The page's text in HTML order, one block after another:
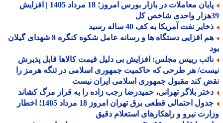
پایان معاملات در بازار بورس امروز؛ 18 مرداد 1405 | افزایش
نفت آمریکا به کف 40 ساله رسید
هم افزایی دستگاه ها و رسانه عامل شکوه کنگره 8 شهدای گیلان
رییس مجلس: افزایش بی دلیل قیمت کالاها قابل پذیرش
هر طرحی که حاکمیت جمهوری اسلامی در تنگه هرمز را
کند مقبول جمهوری اسلامی ایران نیست
بلاگر تهرانی، حمیدرضا رجب زاده را به قرار مرگ کشاند
جدول احتمالی قطعی برق تهران امروز 18 مرداد 1405؛ اخطار
نیرو و راهکارهای استعلام دقیق